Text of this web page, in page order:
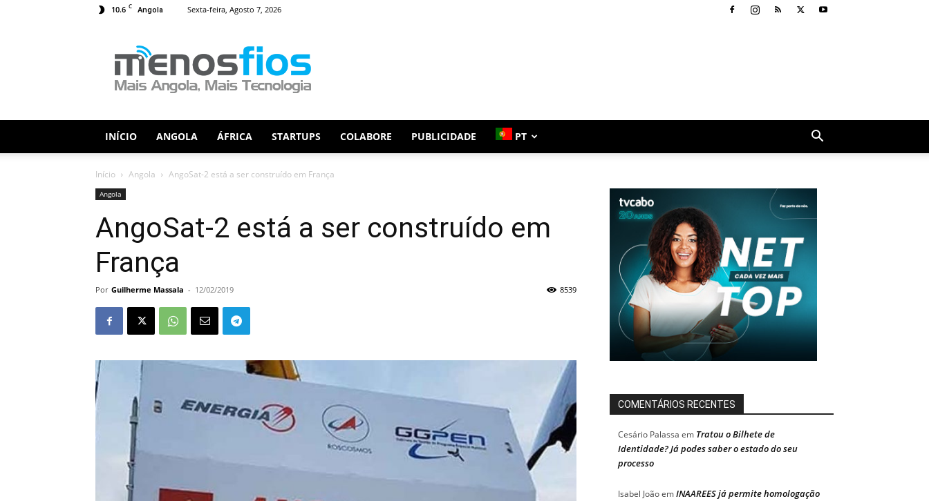
10.6 C Angola Sexta-feira, Agosto 7, 2026
Fios
INÍCIO ANGOLA ÁFRICA STARTUPS COLABORE PUBLICIDADE PT
Início Angola AngoSat-2 está a ser construído em França
Angola
AngoSat-2 está a ser construído em
França
Por Guilherme Massala - 12/02/2019 8539
COMENTÁRIOS RECENTES
Cesário Palassa em Tratou o Bilhete de
Identidade? Já podes saber o estado do seu
processo
Isabel JoãoemINAAREES já permite homologação